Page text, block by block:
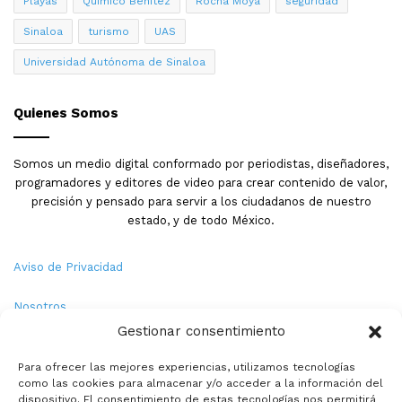
Gestionar consentimiento
Para ofrecer las mejores experiencias, utilizamos tecnologías
como las cookies para almacenar y/o acceder a la información del
dispositivo. El consentimiento de estas tecnologías nos permitirá
Sinaloa turismo UAS
Universidad Autónoma de Sinaloa
Quienes Somos
Somos un medio digital conformado por periodistas, diseñadores,
programadores y editores de video para crear contenido de valor,
precisión y pensado para servir a los ciudadanos de nuestro
estado, y de todo México.
Aviso de Privacidad
Nosotros
Política de Cookies